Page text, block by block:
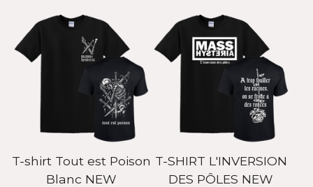
T-shirt Tout est Poison
Blanc NEW
T-SHIRT L'INVERSION
DES PÔLES NEW